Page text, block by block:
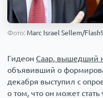
Происшествия
Фото: Marc Israel Sellem/
Гидеон Саар, вышедший
объявивший о
декабря выступил с
о том, что он может